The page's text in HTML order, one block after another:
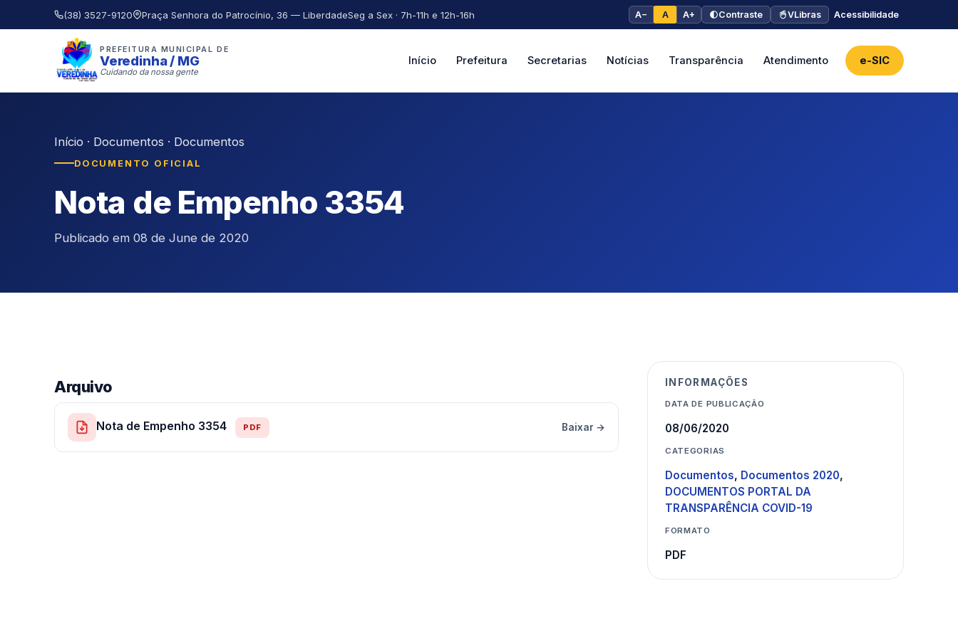
(38) 3527-9120 Praça Senhora do Patrocínio, 36 — LiberdadeSeg a Sex · 7h-11h e 12h-16h A− A A+ Contraste VLibras Acessibilidade
PREFEITURA MUNICIPAL DE
Veredinha / MG
Cuidando da nossa gente
Início Prefeitura Secretarias Notícias Transparência Atendimento e-SIC
Início · Documentos · Documentos
DOCUMENTO OFICIAL
Nota de Empenho 3354
Publicado em 08 de June de 2020
Arquivo
Nota de Empenho 3354 PDF Baixar →
INFORMAÇÕES
DATA DE PUBLICAÇÃO
08/06/2020
CATEGORIAS
Documentos, Documentos 2020,
DOCUMENTOS PORTAL DA
TRANSPARÊNCIA COVID-19
FORMATO
PDF